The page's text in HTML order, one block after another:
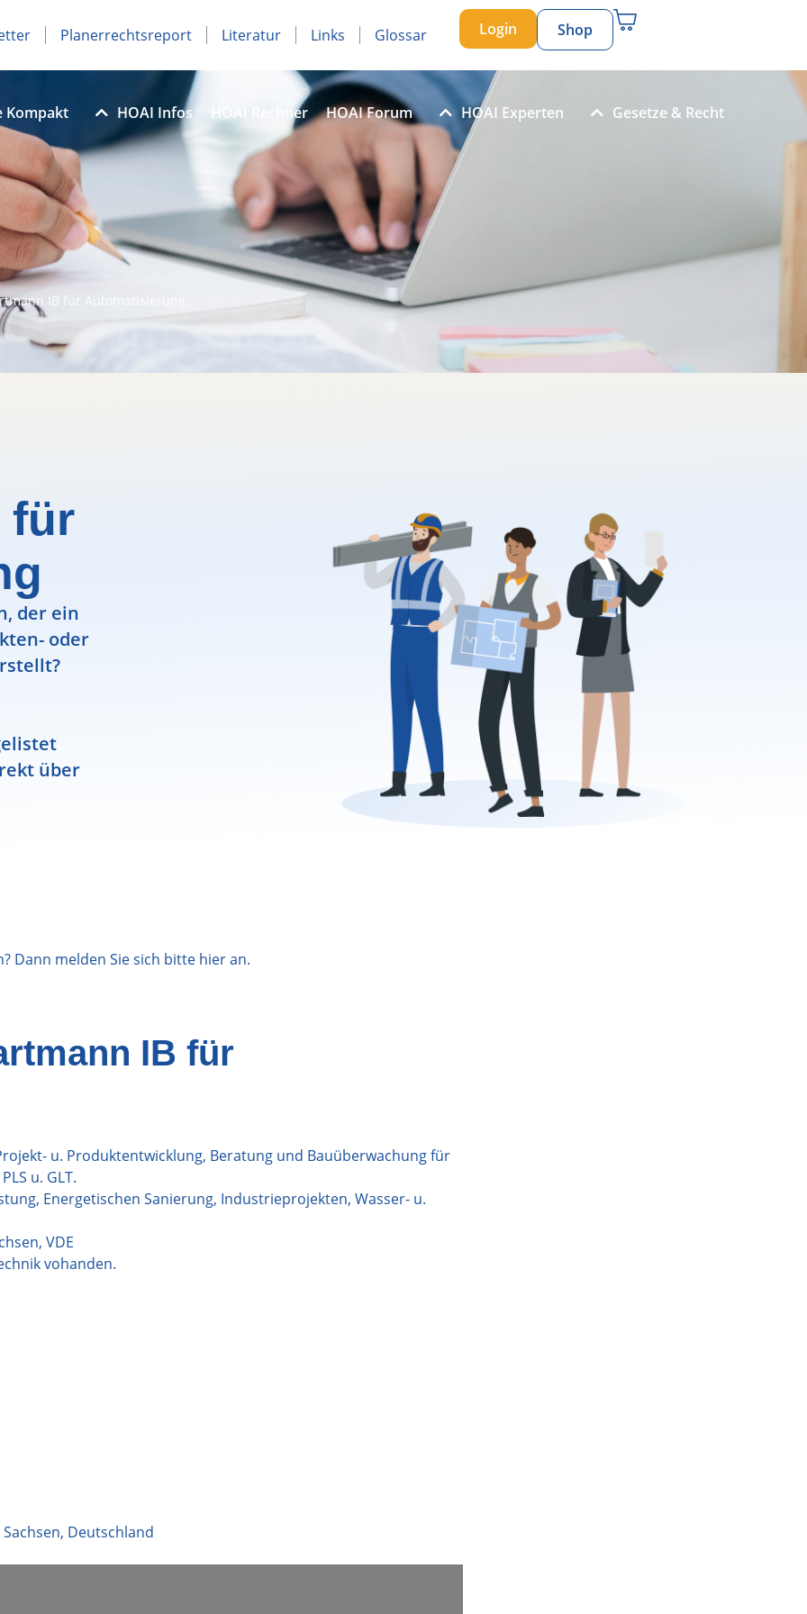
Planerrechtsreport Literatur Links Glossar Login Shop
Kompakt HOAI Infos HOAI Rechner HOAI Forum HOAI Experten Gesetze & Recht
IB für Automatisierung
für
der ein
oder
über
Dann melden Sie sich bitte hieran.
IB für
u. Produktentwicklung, Beratung und Bauüberwachung für
u. GLT.
Energetischen Sanierung, Industrieprojekten, Wasser- u.
VDE
vohanden.
Sachsen, Deutschland